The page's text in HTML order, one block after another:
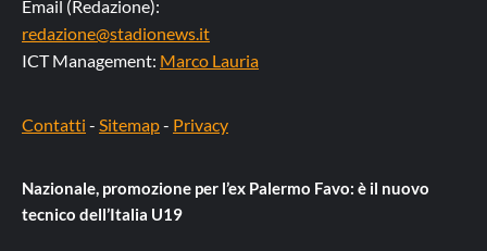
Email (Redazione):
redazione@stadionews.it
ICT Management: Marco Lauria
Contatti - Sitemap- Privacy
Nazionale, promozione per l’ex Palermo Favo: è il nuovo
tecnico dell’Italia U19